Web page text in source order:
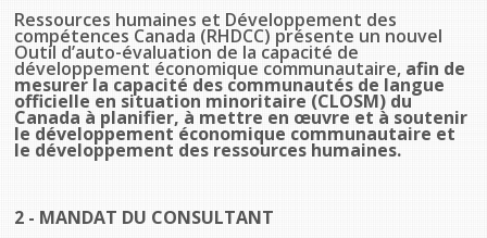
Brian Kizner
Marc-Alexandre Mestres
Stacy Smith
Clare Halleran
Ressources humaines et Développement des
compétences Canada (RHDCC) présente un nouvel
Outil d’auto-évaluation de la capacité de
développement économique communautaire, afin de
mesurer la capacité des communautés de langue
officielle en situation minoritaire (CLOSM) du
Canada à planifier, à mettre en œuvre et à soutenir
le développement économique communautaire et
le développement des ressources humaines.
2 - MANDAT DU CONSULTANT